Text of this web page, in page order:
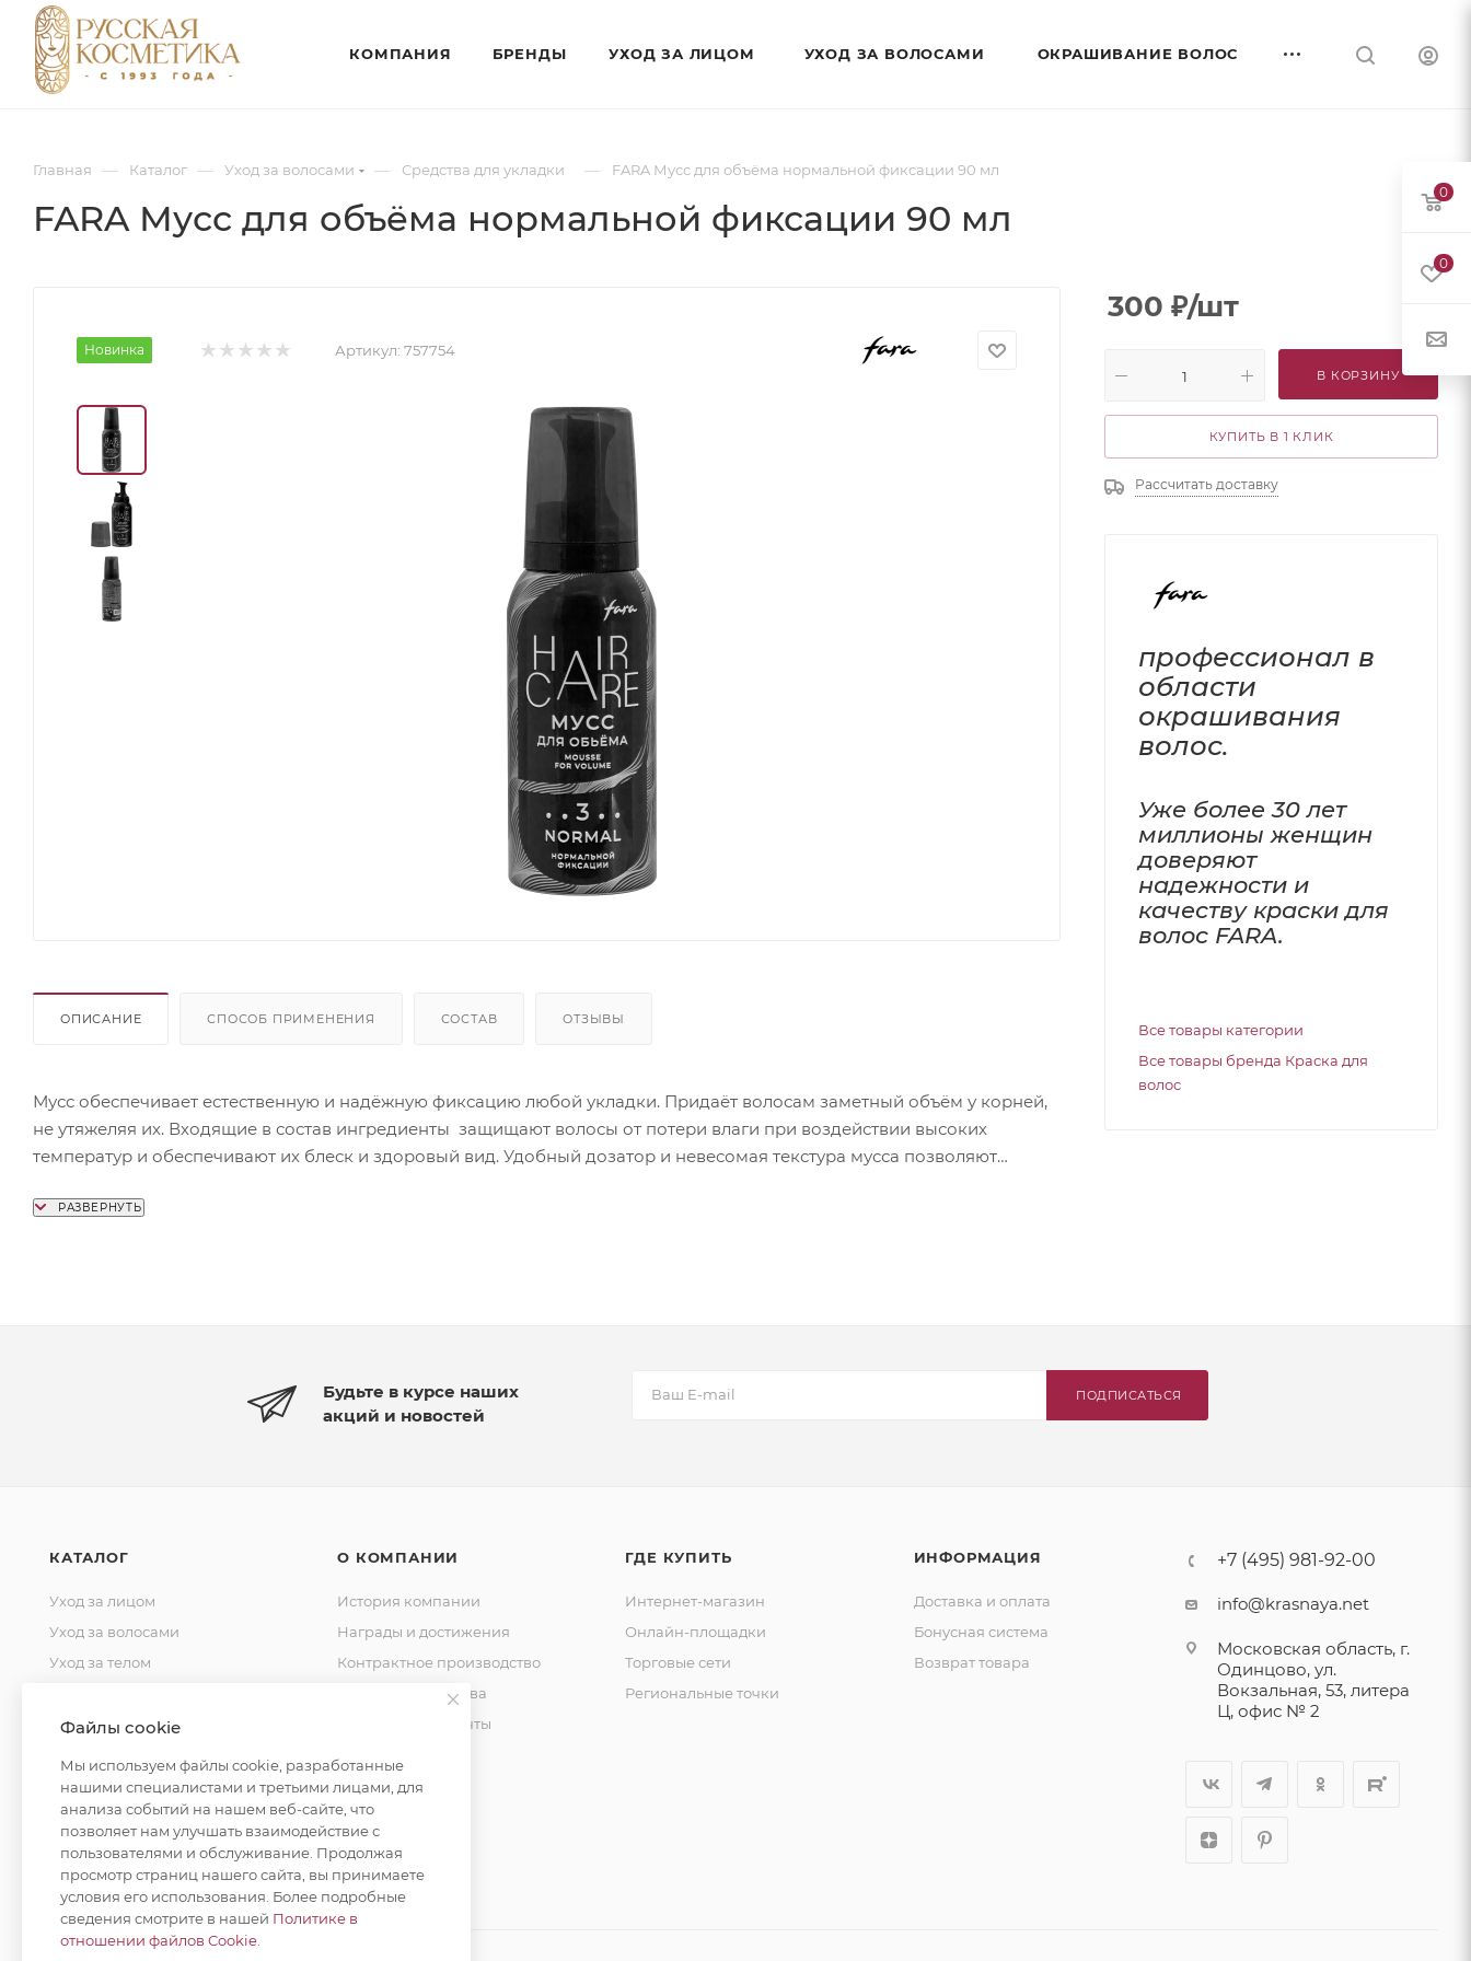
КОМПАНИЯ БРЕНДЫ УХОД ЗА ЛИЦОМ УХОД ЗА ВОЛОСАМИ ОКРАШИВАНИЕ ВОЛОС
Главная — Каталог — Уход за волосами — Средства для укладки — FARA Мусс для объёма нормальной фиксации 90 мл
FARA Мусс для объёма нормальной фиксации 90 мл
Новинка Артикул: 757754
ОПИСАНИЕ СПОСОБ ПРИМЕНЕНИЯ СОСТАВ ОТЗЫВЫ
Мусс обеспечивает естественную и надёжную фиксацию любой укладки. Придаёт волосам заметный объём у корней,
не утяжеляя их. Входящие в состав ингредиенты защищают волосы от потери влаги при воздействии высоких
температур и обеспечивают их блеск и здоровый вид. Удобный дозатор и невесомая текстура мусса позволяют
300 ₽/шт
В КОРЗИНУ
КУПИТЬ В 1 КЛИК
Рассчитать доставку
профессионал в
области
окрашивания
волос.
Уже более 30 лет
миллионы женщин
доверяют
надежности и
качеству краски для
волос FARA.
Все товары категории
Все товары бренда Краска для
волос
Будьте в курсе наших
акций и новостей
ПОДПИСАТЬСЯ
КАТАЛОГ
Уход за лицом
Уход за волосами
Уход за телом
Косметика для мужчин
Уход за полостью рта
Окрашивание волос
О КОМПАНИИ
История компании
Награды и достижения
Контрактное производство
Стандарты качества
Уставные документы
ГДЕ КУПИТЬ
Интернет-магазин
Онлайн-площадки
Торговые сети
Региональные точки
ИНФОРМАЦИЯ
Доставка и оплата
Бонусная система
Возврат товара
+7 (495) 981-92-00
info@krasnaya.net
Московская область, г.
Одинцово, ул.
Вокзальная, 53, литера
Ц, офис № 2
0
0
Файлы cookie
Мы используем файлы cookie, разработанные
нашими специалистами и третьими лицами, для
анализа событий на нашем веб-сайте, что
позволяет нам улучшать взаимодействие с
пользователями и обслуживание. Продолжая
просмотр страниц нашего сайта, вы принимаете
условия его использования. Более подробные
сведения смотрите в нашей Политике в
отношении файлов Cookie